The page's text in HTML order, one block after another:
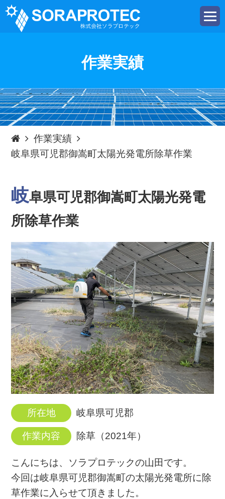
t
o
i
g
a
t
i
o
作業実績
作業実績
岐阜県可児郡御嵩町太陽光発電所除草作業
岐阜県可児郡御嵩町太陽光発電
所除草作業
所在地 岐阜県可児郡
作業内容 除草（2021年）
こんにちは、ソラプロテックの山田です。
今回は岐阜県可児郡御嵩町の太陽光発電所に除
草作業に入らせて頂きました。